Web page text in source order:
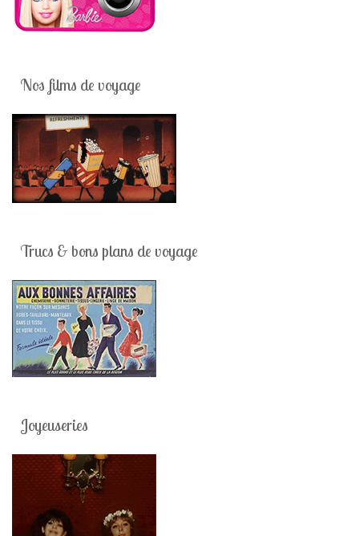
Nos films de voyage
Trucs & bons plans de voyage
Joyeuseries